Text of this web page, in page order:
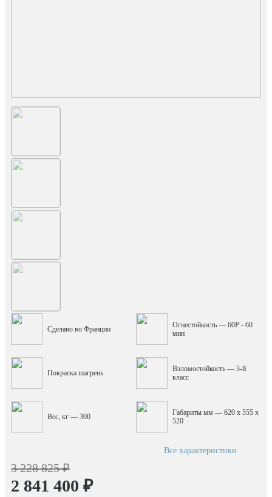
Сделано во Франции
Огнестойкость — 60P - 60
мин
Покраска шагрень
Взломостойкость — 3-й
класс
Вес, кг — 300
Габариты мм — 620 x 555 x
520
Все характеристики
3 228 825 ₽
2 841 400 ₽